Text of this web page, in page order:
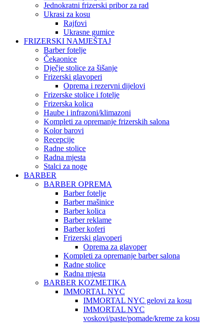
Jednokratni frizerski pribor za rad
Ukrasi za kosu
Rajfovi
Ukrasne gumice
FRIZERSKI NAMJEŠTAJ
Barber fotelje
Čekaonice
Dječje stolice za šišanje
Frizerski glavoperi
Oprema i rezervni dijelovi
Frizerske stolice i fotelje
Frizerska kolica
Haube i infrazoni/klimazoni
Kompleti za opremanje frizerskih salona
Kolor barovi
Recepcije
Radne stolice
Radna mjesta
Stalci za noge
BARBER
BARBER OPREMA
Barber fotelje
Barber mašinice
Barber kolica
Barber reklame
Barber koferi
Frizerski glavoperi
Oprema za glavoper
Kompleti za opremanje barber salona
Radne stolice
Radna mjesta
BARBER KOZMETIKA
IMMORTAL NYC
IMMORTAL NYC gelovi za kosu
IMMORTAL NYC
voskovi/paste/pomade/kreme za kosu